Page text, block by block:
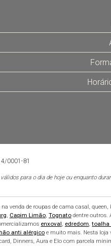
0001-81
para o dia de hoje ou enquanto
venda de roupas de cama casal,
, Capim Limão, Tognato dentre outros.
enxoval, edredom,toalha
anti alérgico e muito mais. Nesta loja
Dinners, Aura e Elo com parcela